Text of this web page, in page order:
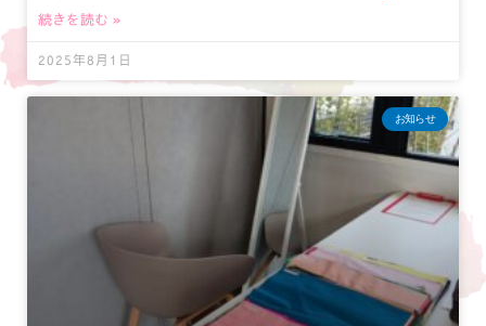
続きを読む »
2025年8月1日
お知らせ